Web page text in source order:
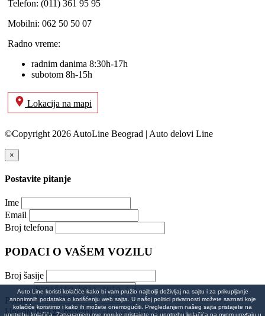
Telefon: (011) 361 95 95
Mobilni: 062 50 50 07
Radno vreme:
radnim danima 8:30h-17h
subotom 8h-15h
Lokacija na mapi
©Copyright 2026 AutoLine Beograd | Auto delovi Line
×
Postavite pitanje
Ime
Email
Broj telefona
PODACI O VAŠEM VOZILU
Broj šasije
Poruka
Unesite broj za proveru
Auto Line koristi kolačiće kako bi vam pružio najbolji doživljaj na sajtu i za prikupljanje
anonimnih podataka o korišćenju web sajta. U našoj politici privatnosti možete saznati koje
kolačiće koristimo i kako ih možete onemogućiti. Pregledanjem našeg sajta pristajete na
upotrebu kolačića. Zatvaranjem ove poruke pristajete na upotrebu kolačića na ovom uređaju u